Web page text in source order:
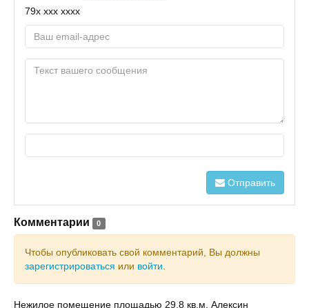
79x xxx xxxx
Отправить
Комментарии 0
Чтобы опубликовать свой комментарий, Вы должны
зарегистрироваться или войти
Нежилое помещение площадью 29.8 кв.м. Алексин